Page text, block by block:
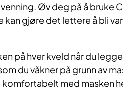
Øv deg på å bruke
kan gjøre det lettere å bli
på hver kveld når du
du våkner på grunn av
komfortabelt med masken